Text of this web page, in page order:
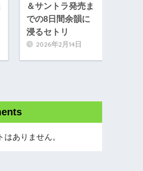
＆サントラ発売ま
での8日間余韻に
浸るセトリ
2026年2月14日
ありません。